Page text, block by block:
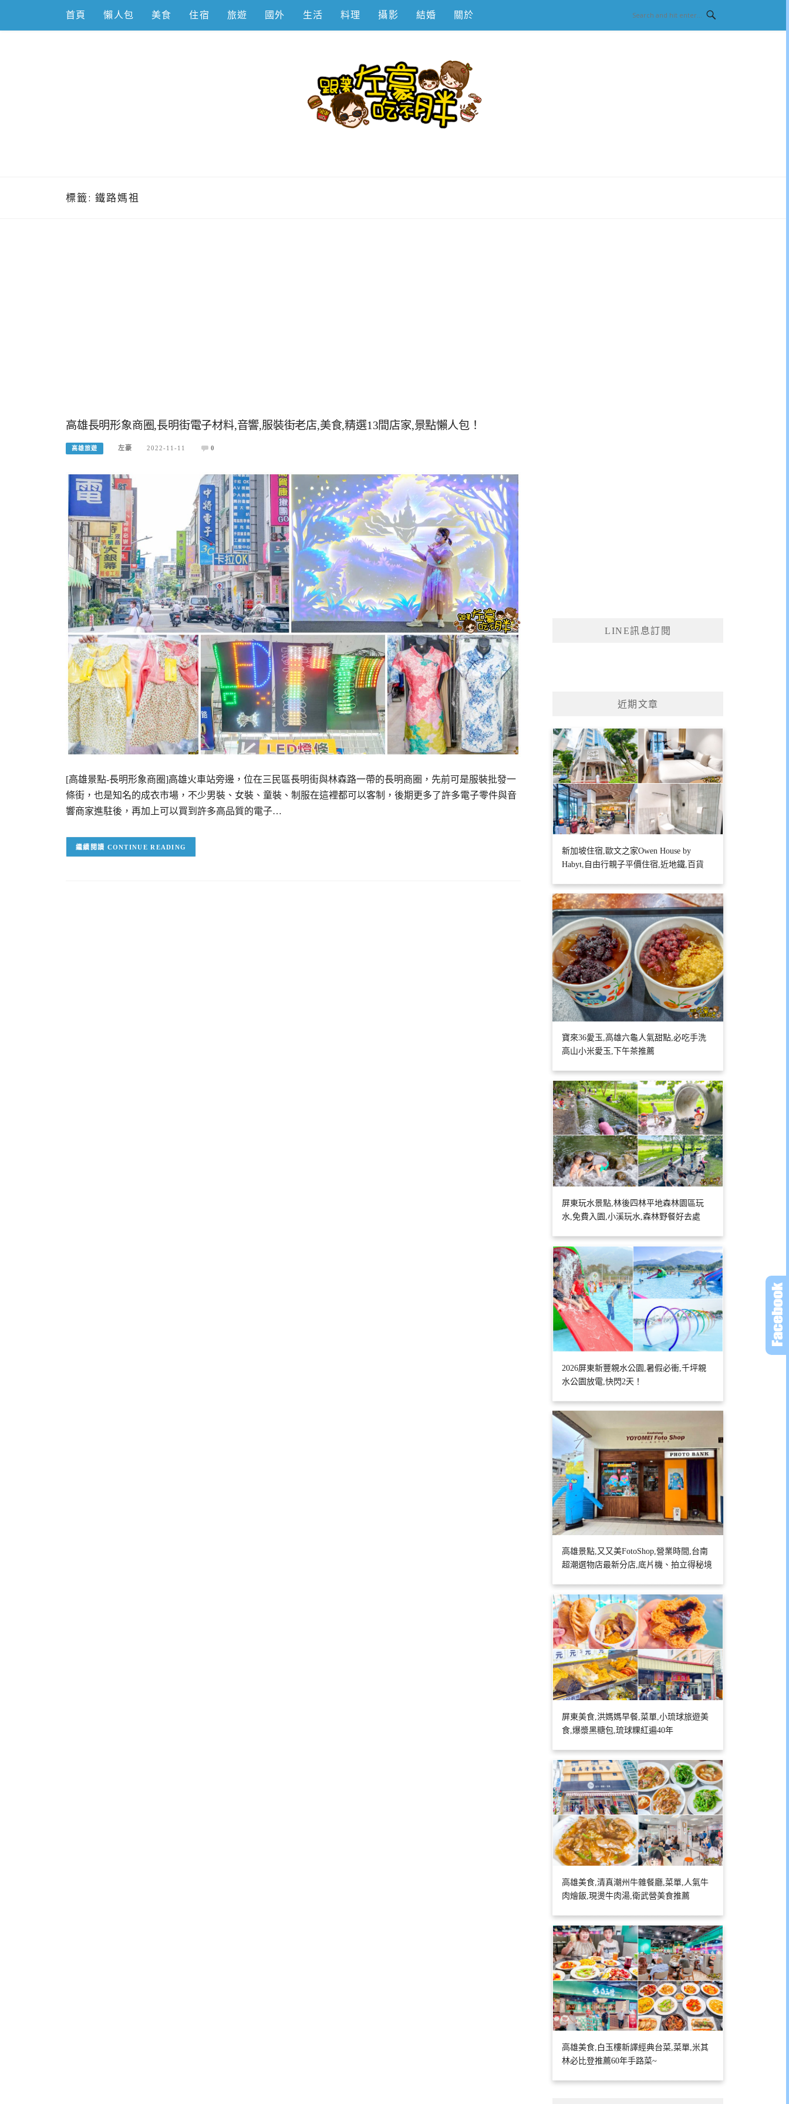
content
首頁 懶人包 美食 住宿 旅遊 國外 生活 料理 攝影 結婚 關於
標籤: 鐵路媽祖
高雄長明形象商圈,長明街電子材料,音響,服裝街老店,美食,精選13間店家,景點懶人包！
高雄旅遊 左豪 2022-11-11 0
[高雄景點-長明形象商圈]高雄火車站旁邊，位在三民區長明街與林森路一帶的長明商圈，先前可是服裝批發一
條街，也是知名的成衣市場，不少男裝、女裝、童裝、制服在這裡都可以客制，後期更多了許多電子零件與音
響商家進駐後，再加上可以買到許多高品質的電子…
CONTINUE READING
LINE訊息訂閱
近期文章
新加坡住宿,歐文之家Owen House by
Habyt,自由行親子平價住宿,近地鐵,百貨
寶來36愛玉,高雄六龜人氣甜點,必吃手洗
高山小米愛玉,下午茶推薦
屏東玩水景點,林後四林平地森林園區玩
水,免費入園,小溪玩水,森林野餐好去處
2026屏東新豐親水公園,暑假必衝,千坪親
水公園放電,快閃2天！
高雄景點,又又美FotoShop,營業時間,台南
超潮選物店最新分店,底片機、拍立得秘境
屏東美食,洪媽媽早餐,菜單,小琉球旅遊美
食,爆漿黑糖包,琉球粿紅遍40年
高雄美食,清真潮州牛雜餐廳,菜單,人氣牛
肉燴飯,現燙牛肉湯,衛武營美食推薦
高雄美食,白玉樓新譯經典台菜,菜單,米其
林必比登推薦60年手路菜~